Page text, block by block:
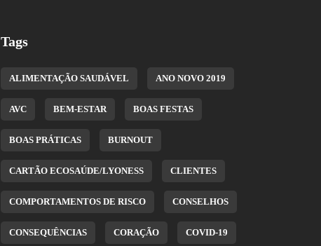
Tags
ALIMENTAÇÃO SAUDÁVEL ANO NOVO 2019
AVC BEM-ESTAR BOAS FESTAS
BOAS PRÁTICAS BURNOUT
CARTÃO ECOSAÚDE/LYONESS CLIENTES
COMPORTAMENTOS DE RISCO CONSELHOS
CONSEQUÊNCIAS CORAÇÃO COVID-19